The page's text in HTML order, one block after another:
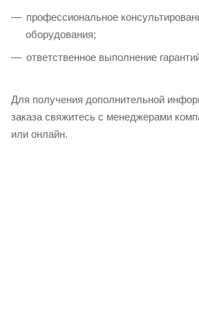
профессиональное
оборудования;
ответственное выполнение
Для получения дополнительной
заказа свяжитесь с менеджерами
или онлайн.